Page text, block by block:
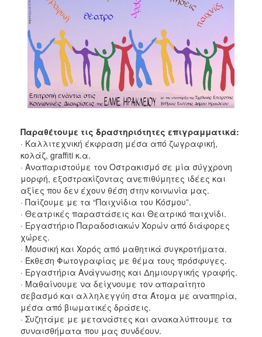
Κοινωνικό
Παντοπωλείο
Ισότητα
των
Φύλων
Υγεία
Αυτόματοι
Απινιδωτές
ΤΟΠΟΣ
ΔΗΜΟΣ
ΠΟΛΙΤΙΣΜΟΣ
Παραθέτουμε τις δραστηριότητες επιγραμματικά:
· Καλλιτεχνική έκφραση μέσα από ζωγραφική,
κολάζ, graffiti κ.α.
· Αναπαριστούμε τον Οστρακισμό σε μία σύγχρονη
μορφή, εξοστρακίζοντας ανεπιθύμητες ιδέες και
αξίες που δεν έχουν θέση στην κοινωνία μας.
· Παίζουμε με τα “Παιχνίδια του Κόσμου”.
· Θεατρικές παραστάσεις και Θεατρικό παιχνίδι.
· Εργαστήριο Παραδοσιακών Χορών από διάφορες
χώρες.
· Μουσική και Χορός από μαθητικά συγκροτήματα.
· Έκθεση Φωτογραφίας με θέμα τους πρόσφυγες.
· Εργαστήρια Ανάγνωσης και Δημιουργικής γραφής.
· Μαθαίνουμε να δείχνουμε τον απαραίτητο
σεβασμό και αλληλεγγύη στα Άτομα με αναπηρία,
μέσα από βιωματικές δράσεις.
· Συζητάμε με μετανάστες και ανακαλύπτουμε τα
συναισθήματα που μας συνδέουν.